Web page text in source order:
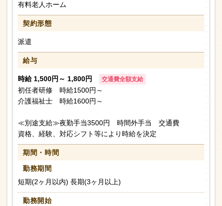
有料老人ホーム
契約形態
派遣
給与
時給 1,500円～ 1,800円 交通費全額支給
初任者研修 時給1500円～
介護福祉士 時給1600円～
≪別途支給≫夜勤手当3500円 時間外手当 交通費
資格、経験、対応シフト等により時給を決定
期間・時間
勤務期間
短期(2ヶ月以内) 長期(3ヶ月以上)
勤務開始